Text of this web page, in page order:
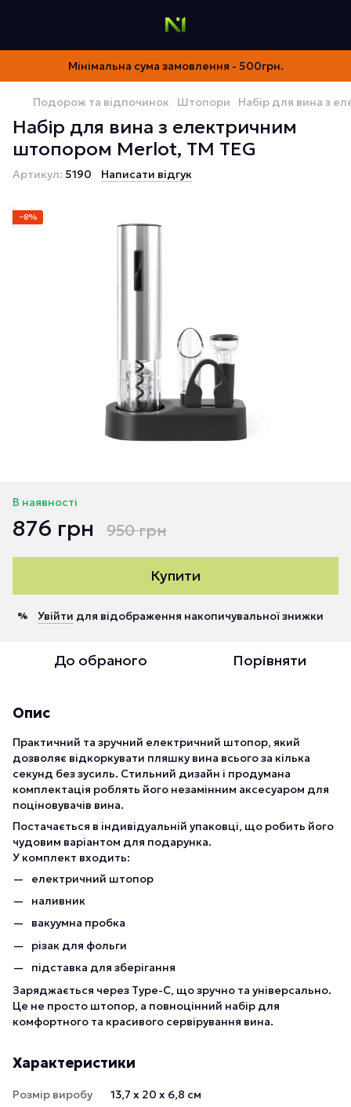
Мінімальна сума замовлення - 500грн.
Подорож та відпочинок Штопори Набір для вина з
Набір для вина з електричним
штопором Merlot, TM TEG
Артикул: 5190 Написати відгук
−8%
В наявності
876 грн 950 грн
Купити
% Увійти для відображення накопичувальної знижки
До обраного Порівняти
Опис
Практичний та зручний електричний штопор, який
дозволяє відкоркувати пляшку вина всього за кілька
секунд без зусиль. Стильний дизайн і продумана
комплектація роблять його незамінним аксесуаром для
поціновувачів вина.
Постачається в індивідуальній упаковці, що робить його
чудовим варіантом для подарунка.
У комплект входить:
електричний штопор
наливник
вакуумна пробка
різак для фольги
підставка для зберігання
Заряджається через Type-C, що зручно та універсально.
Це не просто штопор, а повноцінний набір для
комфортного та красивого сервірування вина.
Характеристики
Розмір виробу
13,7 х 20 х 6,8 см